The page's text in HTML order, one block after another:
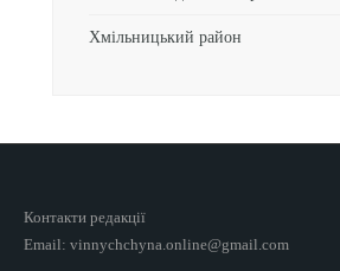
Хмільницький район
Контакти редакції
Email: vinnychchyna.online@gmail.com